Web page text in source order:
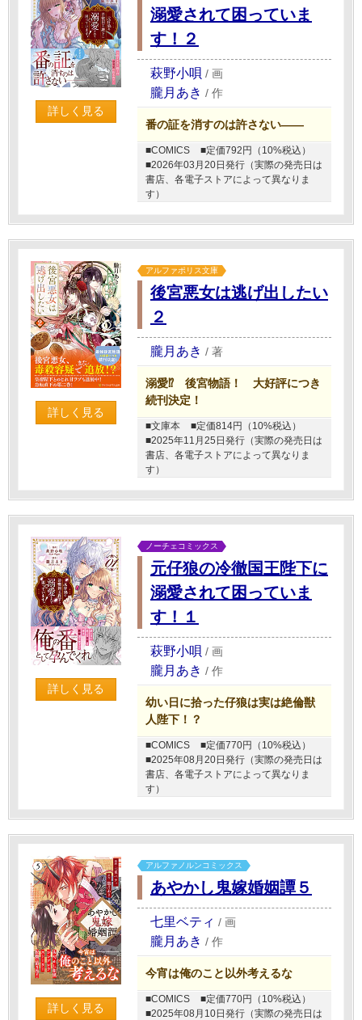
詳しく見る
溺愛されて困っていま
す！２
萩野小唄 / 画
朧月あき / 作
番の証を消すのは許さない――
■COMICS
■定価792円（10%税込）
■2026年03月20日発行（実際の発売日は
書店、各電子ストアによって異なりま
す）
詳しく見る
アルファポリス文庫
後宮悪女は逃げ出したい
２
朧月あき / 著
溺愛⁉ 後宮物語！ 大好評につき
続刊決定！
■文庫本
■定価814円（10%税込）
■2025年11月25日発行（実際の発売日は
書店、各電子ストアによって異なりま
す）
詳しく見る
ノーチェコミックス
元仔狼の冷徹国王陛下に
溺愛されて困っていま
す！１
萩野小唄 / 画
朧月あき / 作
幼い日に拾った仔狼は実は絶倫獣
人陛下！？
■COMICS
■定価770円（10%税込）
■2025年08月20日発行（実際の発売日は
書店、各電子ストアによって異なりま
す）
詳しく見る
アルファノルンコミックス
あやかし鬼嫁婚姻譚５
七里ベティ / 画
朧月あき / 作
今宵は俺のこと以外考えるな
■COMICS
■定価770円（10%税込）
■2025年08月10日発行（実際の発売日は